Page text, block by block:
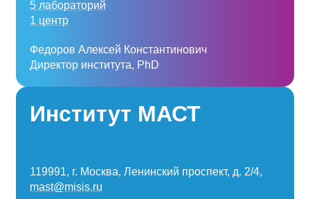
5 лабораторий
1 центр
Федоров Алексей Константинович
Директор института, PhD
Институт МАСТ
119991, г. Москва, Ленинский проспект, д. 2/4,
mast@misis.ru